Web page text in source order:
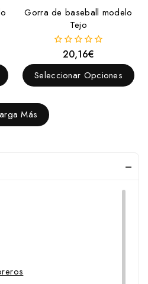
Gorra de baseball modelo
Tejo
fuera
de
20,16€
Seleccionar Opciones
Más